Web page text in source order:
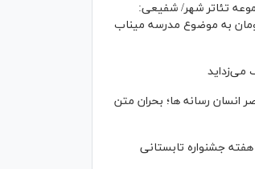
تئاتر شهر/ شفیعی:
به موضوع مدرسه میناب
می‌زداید
انسان رسانه ها؛ بحران متن
جشنواره تابستانی